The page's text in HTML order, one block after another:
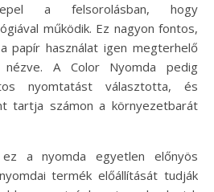
a felsorolásban, hogy
működik. Ez nagyon fontos,
papír használat igen megterhelő
A Color Nyomda pedig
nyomtatást választotta, és
tartja számon a környezetbarát
a nyomda egyetlen előnyös
termék előállítását tudják